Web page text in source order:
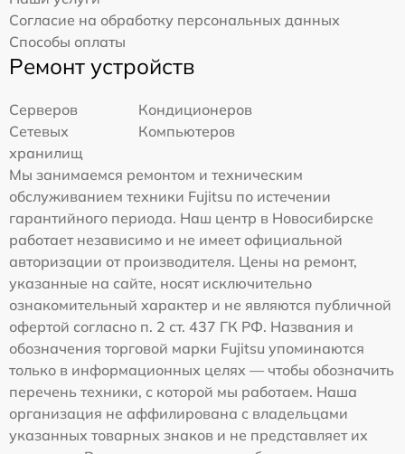
Согласие на обработку персональных данных
Способы оплаты
Ремонт устройств
Серверов
Кондиционеров
Сетевых
хранилищ
Компьютеров
Мы занимаемся ремонтом и техническим
обслуживанием техники Fujitsu по истечении
гарантийного периода. Наш центр в Новосибирске
работает независимо и не имеет официальной
авторизации от производителя. Цены на ремонт,
указанные на сайте, носят исключительно
ознакомительный характер и не являются публичной
офертой согласно п. 2 ст. 437 ГК РФ. Названия и
обозначения торговой марки Fujitsu упоминаются
только в информационных целях — чтобы обозначить
перечень техники, с которой мы работаем. Наша
организация не аффилирована с владельцами
указанных товарных знаков и не представляет их